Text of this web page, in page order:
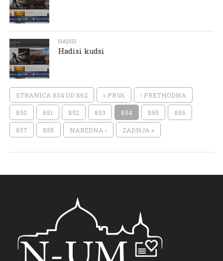
HADISI
Hadisi kudsi
STRANICA 854 OD 862 « PRVA ‹ PRETHODNA
850 851 852 853 854 855 856
857 858 NAREDNA › ZADNJA »